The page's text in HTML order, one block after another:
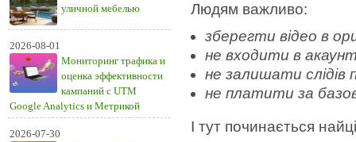
уличной мебелью
2026-08-01
Мониторинг трафика и
оценка эффективности
кампаний с UTM
Google Analytics и Метрикой
2026-07-30
Людям важливо:
зберегти відео в
не входити в
не залишати слідів
не платити за
І тут починається